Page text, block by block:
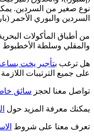
نوع صغير من السردين.
السردين والبوري الأحمر
من أطباق المأكولات
والمقلي وسلطة الأخطبوط
هل ترغب بتأجير يخت
على جميع الترتيبات اللازمة
تواصل معنا لحجز سائق
يمكنك معرفة المزيد حول
تعرف معنا على شروط